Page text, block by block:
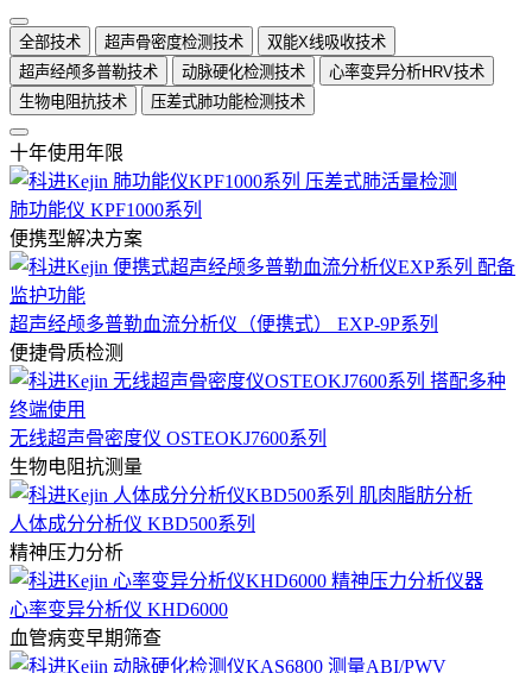
全部技术 超声骨密度检测技术
双能X线吸收技术
超声经颅多普勒技术
动脉硬化检测技术
心率变异分析HRV技术
生物电阻抗技术
压差式肺功能检测技术
十年使用年限
肺功能仪 KPF1000系列
便携型解决方案
超声经颅多普勒血流分析仪（便携式） EXP-9P系列
便捷骨质检测
无线超声骨密度仪 OSTEOKJ7600系列
生物电阻抗测量
人体成分分析仪 KBD500系列
精神压力分析
心率变异分析仪 KHD6000
血管病变早期筛查